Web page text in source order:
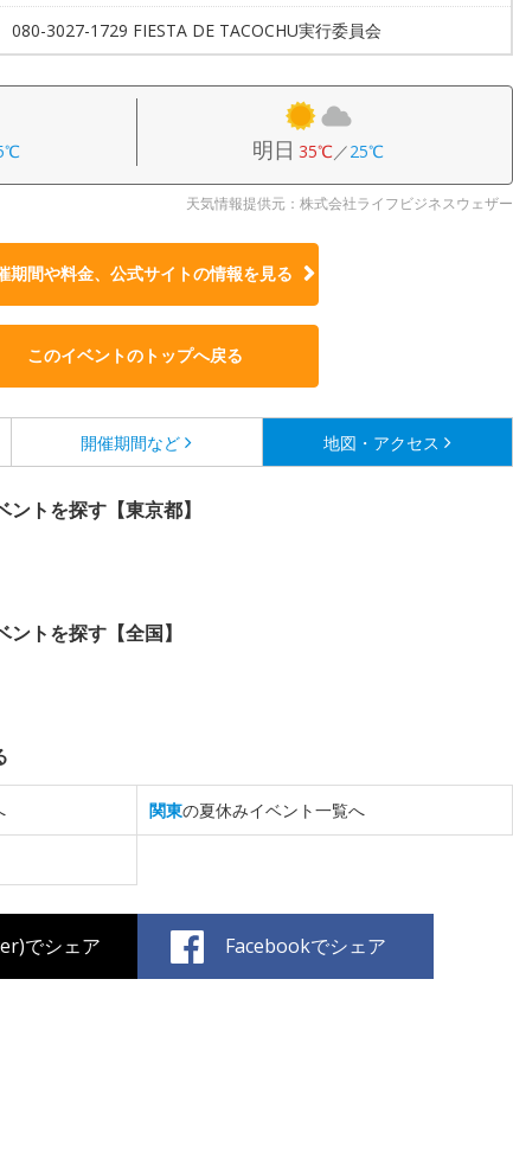
080-3027-1729 FIESTA DE TACOCHU実行委員会
明日 35℃／25℃
天気情報提供元：株式会社ライフビジネスウェザー
期間や料金、公式サイトの情報を見る
このイベントのトップへ戻る
開催期間など 地図・アクセス
トを探す【東京都】
トを探す【全国】
関東の夏休みイベント一覧へ
でシェア Facebookでシェア